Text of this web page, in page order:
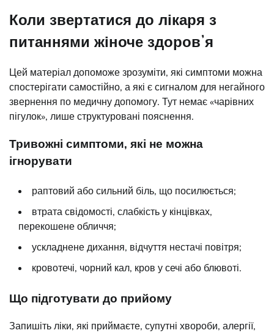
Коли звертатися до лікаря з
питаннями жіноче здоровʼя
Цей матеріал допоможе зрозуміти, які симптоми можна
спостерігати самостійно, а які є сигналом для негайного
звернення по медичну допомогу. Тут немає «чарівних
пігулок», лише структуровані пояснення.
Тривожні симптоми, які не можна
ігнорувати
раптовий або сильний біль, що посилюється;
втрата свідомості, слабкість у кінцівках,
перекошене обличчя;
ускладнене дихання, відчуття нестачі повітря;
кровотечі, чорний кал, кров у сечі або блювоті.
Що підготувати до прийому
Запишіть ліки, які приймаєте, супутні хвороби, алергії,